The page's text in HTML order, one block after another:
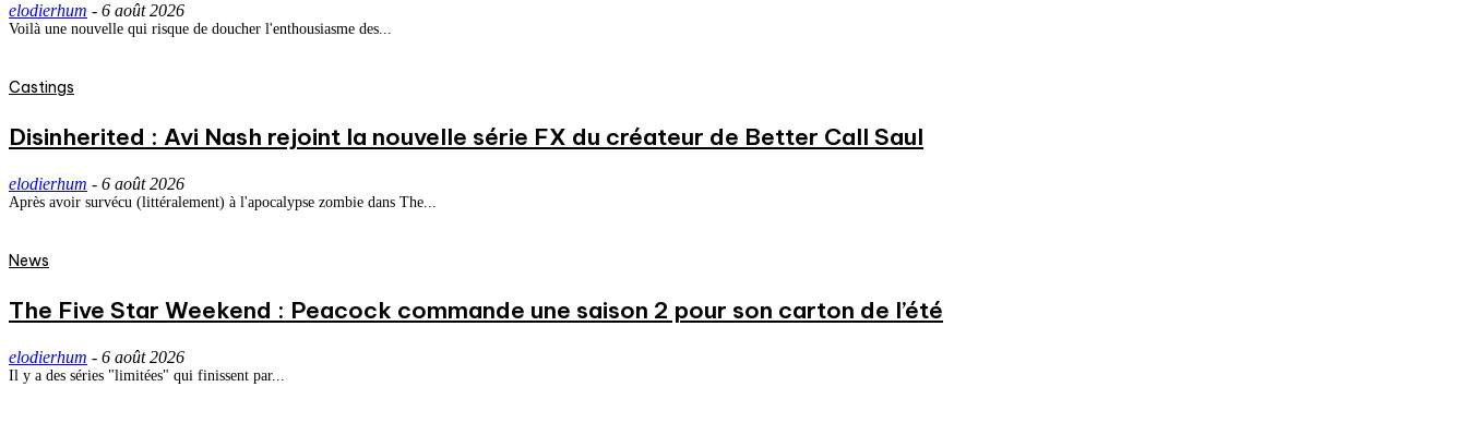
elodierhum - 6 août 2026
Voilà une nouvelle qui risque de doucher l'enthousiasme des...
Castings
Disinherited : Avi Nash rejoint la nouvelle série FX du créateur de Better Call Saul
elodierhum - 6 août 2026
Après avoir survécu (littéralement) à l'apocalypse zombie dans The...
News
The Five Star Weekend : Peacock commande une saison 2 pour son carton de l’été
elodierhum - 6 août 2026
Il y a des séries "limitées" qui finissent par...